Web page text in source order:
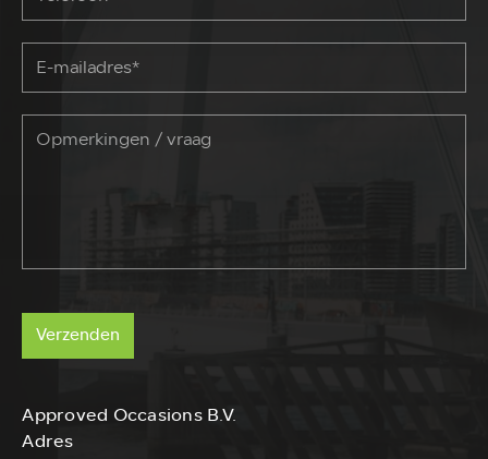
Verzenden
Approved Occasions B.V.
Adres